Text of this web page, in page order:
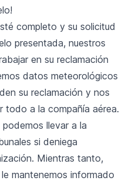
completo y su solicitud
presentada, nuestros
en su reclamación
datos meteorológicos
su reclamación y nos
todo a la compañía aérea.
llevar a la
si deniega
Mientras tanto,
mantenemos informado